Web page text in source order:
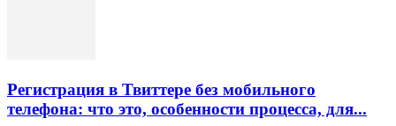
Регистрация в Твиттере без мобильного
телефона: что это, особенности процесса, для...